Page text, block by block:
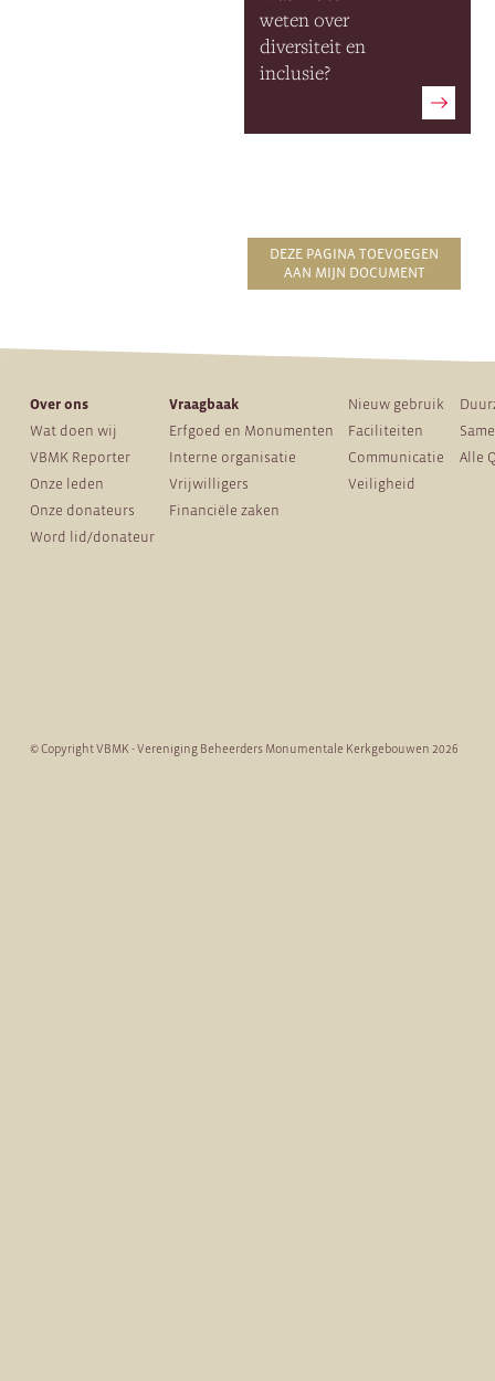
weten over
diversiteit en
inclusie?
DEZE PAGINA TOEVOEGEN
AAN MIJN DOCUMENT
Over ons
Wat doen wij
VBMK Reporter
Onze leden
Onze donateurs
Word lid/donateur
Vraagbaak
Erfgoed en Monumenten
Interne organisatie
Vrijwilligers
Financiële zaken
Nieuw gebruik
Faciliteiten
Communicatie
Veiligheid
Alle
© Copyright VBMK - Vereniging Beheerders Monumentale Kerkgebouwen 2026